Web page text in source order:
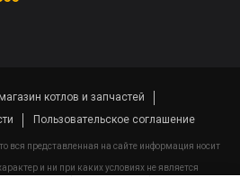
котлов и запчастей
Пользовательское соглашение
вся представленная на сайте информация носит
и ни при каких условиях не является